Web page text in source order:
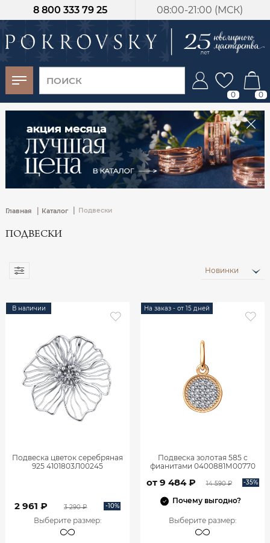
08:00-21:00 (МСК)
8 800 333 79 25
0 0
Главная | Каталог Подвески
ПОДВЕСКИ
Новинки
В наличии
Подвеска цветок серебряная
925 4101803Л00245
2 961 ₽ 3 290 ₽ -10%
Выберите размер:
На заказ - от 15 дней
Подвеска золотая 585 с
фианитами 0400881М00770
от 9 484 ₽ 14 590 ₽ -35%
Почему выгодно?
Выберите размер:
-30%
от 15 дней с
момента оплаты